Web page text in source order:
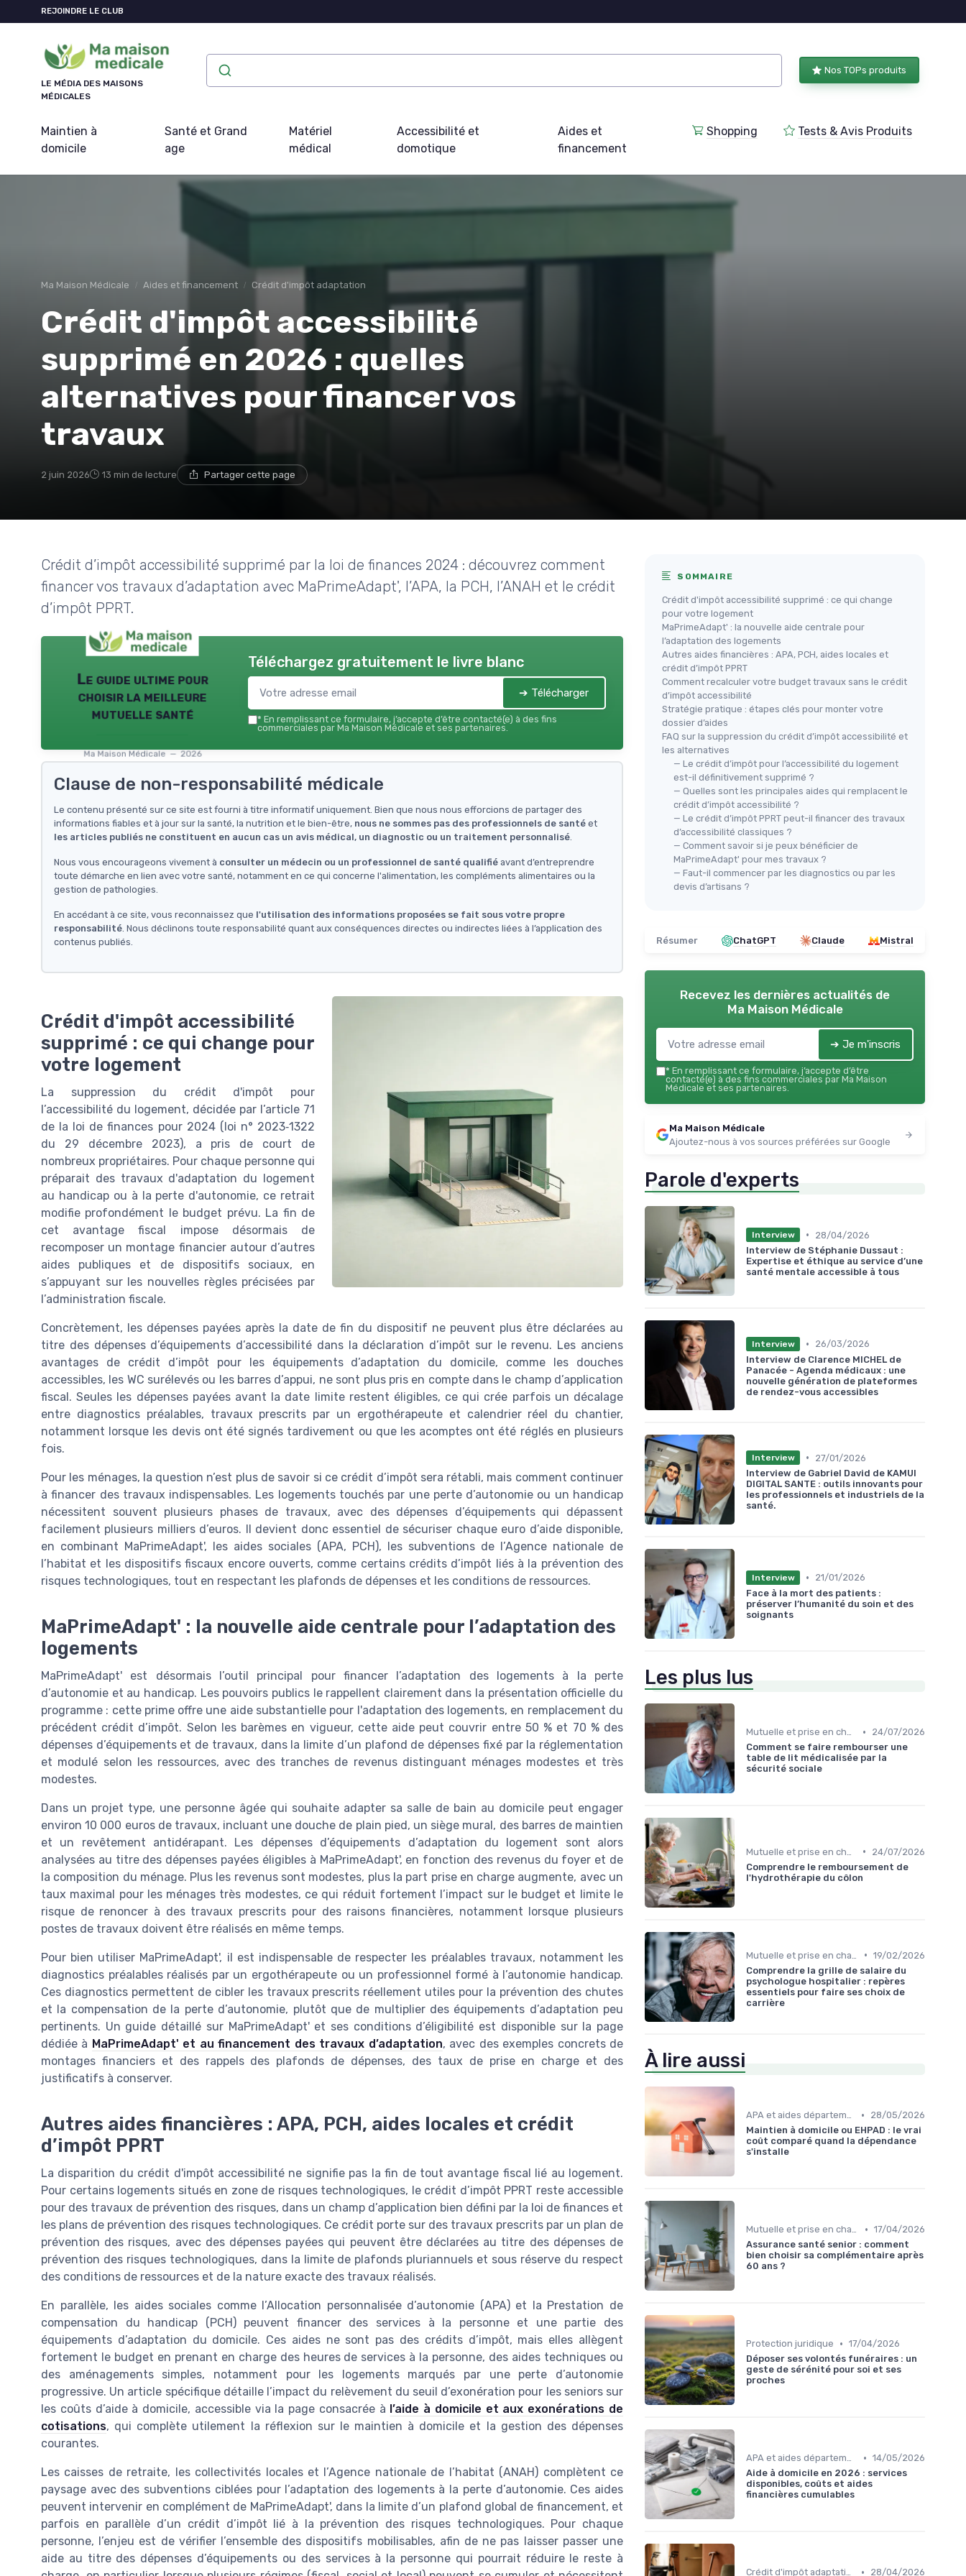
REJOINDRE LE CLUB
LE MÉDIA DES MAISONS
MÉDICALES
Nos TOPs produits
Maintien à
domicile
Santé et Grand
age
Matériel
médical
Accessibilité et
domotique
Aides et
financement
Shopping Tests & Avis Produits
Ma Maison Médicale Aides et financement Crédit d'impôt adaptation
Crédit d'impôt accessibilité
supprimé en 2026 : quelles
alternatives pour financer vos
travaux
2 juin 2026 13 min de lecture Partager cette page
Crédit d’impôt accessibilité supprimé par la loi de finances 2024 : découvrez comment
financer vos travaux d’adaptation avec MaPrimeAdapt', l’APA, la PCH, l’ANAH et le crédit
d’impôt PPRT.
Le guide ultime pour
choisir la meilleure
mutuelle santé
Ma Maison Médicale — 2026
Téléchargez gratuitement le livre blanc
➔ Télécharger
* En remplissant ce formulaire, j’accepte d’être contacté(e) à des fins
commerciales par Ma Maison Médicale et ses partenaires.
Clause de non-responsabilité médicale
Le contenu présenté sur ce site est fourni à titre informatif uniquement. Bien que nous nous efforcions de partager des
informations fiables et à jour sur la santé, la nutrition et le bien-être, nous ne sommes pas des professionnels de santé et
les articles publiés ne constituent en aucun cas un avis médical, un diagnostic ou un traitement personnalisé.
Nous vous encourageons vivement à consulter un médecin ou un professionnel de santé qualifié avant d’entreprendre
toute démarche en lien avec votre santé, notamment en ce qui concerne l'alimentation, les compléments alimentaires ou la
gestion de pathologies.
En accédant à ce site, vous reconnaissez que l'utilisation des informations proposées se fait sous votre propre
responsabilité. Nous déclinons toute responsabilité quant aux conséquences directes ou indirectes liées à l’application des
contenus publiés.
Crédit d'impôt accessibilité
supprimé : ce qui change pour
votre logement
La suppression du crédit d'impôt pour
l’accessibilité du logement, décidée par l’article 71
de la loi de finances pour 2024 (loi n° 2023‑1322
du 29 décembre 2023), a pris de court de
nombreux propriétaires. Pour chaque personne qui
préparait des travaux d'adaptation du logement
au handicap ou à la perte d'autonomie, ce retrait
modifie profondément le budget prévu. La fin de
cet avantage fiscal impose désormais de
recomposer un montage financier autour d’autres
aides publiques et de dispositifs sociaux, en
s’appuyant sur les nouvelles règles précisées par
l’administration fiscale.
Concrètement, les dépenses payées après la date de fin du dispositif ne peuvent plus être déclarées au
titre des dépenses d’équipements d’accessibilité dans la déclaration d’impôt sur le revenu. Les anciens
avantages de crédit d’impôt pour les équipements d’adaptation du domicile, comme les douches
accessibles, les WC surélevés ou les barres d’appui, ne sont plus pris en compte dans le champ d’application
fiscal. Seules les dépenses payées avant la date limite restent éligibles, ce qui crée parfois un décalage
entre diagnostics préalables, travaux prescrits par un ergothérapeute et calendrier réel du chantier,
notamment lorsque les devis ont été signés tardivement ou que les acomptes ont été réglés en plusieurs
fois.
Pour les ménages, la question n’est plus de savoir si ce crédit d’impôt sera rétabli, mais comment continuer
à financer des travaux indispensables. Les logements touchés par une perte d’autonomie ou un handicap
nécessitent souvent plusieurs phases de travaux, avec des dépenses d’équipements qui dépassent
facilement plusieurs milliers d’euros. Il devient donc essentiel de sécuriser chaque euro d’aide disponible,
en combinant MaPrimeAdapt', les aides sociales (APA, PCH), les subventions de l’Agence nationale de
l’habitat et les dispositifs fiscaux encore ouverts, comme certains crédits d’impôt liés à la prévention des
risques technologiques, tout en respectant les plafonds de dépenses et les conditions de ressources.
MaPrimeAdapt' : la nouvelle aide centrale pour l’adaptation des
logements
MaPrimeAdapt' est désormais l’outil principal pour financer l’adaptation des logements à la perte
d’autonomie et au handicap. Les pouvoirs publics le rappellent clairement dans la présentation officielle du
programme : cette prime offre une aide substantielle pour l'adaptation des logements, en remplacement du
précédent crédit d’impôt. Selon les barèmes en vigueur, cette aide peut couvrir entre 50 % et 70 % des
dépenses d’équipements et de travaux, dans la limite d’un plafond de dépenses fixé par la réglementation
et modulé selon les ressources, avec des tranches de revenus distinguant ménages modestes et très
modestes.
Dans un projet type, une personne âgée qui souhaite adapter sa salle de bain au domicile peut engager
environ 10 000 euros de travaux, incluant une douche de plain pied, un siège mural, des barres de maintien
et un revêtement antidérapant. Les dépenses d’équipements d’adaptation du logement sont alors
analysées au titre des dépenses payées éligibles à MaPrimeAdapt', en fonction des revenus du foyer et de
la composition du ménage. Plus les revenus sont modestes, plus la part prise en charge augmente, avec un
taux maximal pour les ménages très modestes, ce qui réduit fortement l’impact sur le budget et limite le
risque de renoncer à des travaux prescrits pour des raisons financières, notamment lorsque plusieurs
postes de travaux doivent être réalisés en même temps.
Pour bien utiliser MaPrimeAdapt', il est indispensable de respecter les préalables travaux, notamment les
diagnostics préalables réalisés par un ergothérapeute ou un professionnel formé à l’autonomie handicap.
Ces diagnostics permettent de cibler les travaux prescrits réellement utiles pour la prévention des chutes
et la compensation de la perte d’autonomie, plutôt que de multiplier des équipements d’adaptation peu
pertinents. Un guide détaillé sur MaPrimeAdapt' et ses conditions d’éligibilité est disponible sur la page
dédiée à MaPrimeAdapt' et au financement des travaux d’adaptation, avec des exemples concrets de
montages financiers et des rappels des plafonds de dépenses, des taux de prise en charge et des
justificatifs à conserver.
Autres aides financières : APA, PCH, aides locales et crédit
d’impôt PPRT
La disparition du crédit d'impôt accessibilité ne signifie pas la fin de tout avantage fiscal lié au logement.
Pour certains logements situés en zone de risques technologiques, le crédit d’impôt PPRT reste accessible
pour des travaux de prévention des risques, dans un champ d’application bien défini par la loi de finances et
les plans de prévention des risques technologiques. Ce crédit porte sur des travaux prescrits par un plan de
prévention des risques, avec des dépenses payées qui peuvent être déclarées au titre des dépenses de
prévention des risques technologiques, dans la limite de plafonds pluriannuels et sous réserve du respect
des conditions de ressources et de la nature exacte des travaux réalisés.
En parallèle, les aides sociales comme l’Allocation personnalisée d’autonomie (APA) et la Prestation de
compensation du handicap (PCH) peuvent financer des services à la personne et une partie des
équipements d’adaptation du domicile. Ces aides ne sont pas des crédits d’impôt, mais elles allègent
fortement le budget en prenant en charge des heures de services à la personne, des aides techniques ou
des aménagements simples, notamment pour les logements marqués par une perte d’autonomie
progressive. Un article spécifique détaille l’impact du relèvement du seuil d’exonération pour les seniors sur
les coûts d’aide à domicile, accessible via la page consacrée à l’aide à domicile et aux exonérations de
cotisations, qui complète utilement la réflexion sur le maintien à domicile et la gestion des dépenses
courantes.
Les caisses de retraite, les collectivités locales et l’Agence nationale de l’habitat (ANAH) complètent ce
paysage avec des subventions ciblées pour l’adaptation des logements à la perte d’autonomie. Ces aides
peuvent intervenir en complément de MaPrimeAdapt', dans la limite d’un plafond global de financement, et
parfois en parallèle d’un crédit d’impôt lié à la prévention des risques technologiques. Pour chaque
personne, l’enjeu est de vérifier l’ensemble des dispositifs mobilisables, afin de ne pas laisser passer une
aide au titre des dépenses d’équipements ou des services à la personne qui pourrait réduire le reste à
SOMMAIRE
Crédit d'impôt accessibilité supprimé : ce qui change
pour votre logement
MaPrimeAdapt' : la nouvelle aide centrale pour
l’adaptation des logements
Autres aides financières : APA, PCH, aides locales et
crédit d’impôt PPRT
Comment recalculer votre budget travaux sans le crédit
d’impôt accessibilité
Stratégie pratique : étapes clés pour monter votre
dossier d’aides
FAQ sur la suppression du crédit d’impôt accessibilité et
les alternatives
— Le crédit d’impôt pour l’accessibilité du logement
est-il définitivement supprimé ?
— Quelles sont les principales aides qui remplacent le
crédit d’impôt accessibilité ?
— Le crédit d’impôt PPRT peut-il financer des travaux
d’accessibilité classiques ?
— Comment savoir si je peux bénéficier de
MaPrimeAdapt' pour mes travaux ?
— Faut-il commencer par les diagnostics ou par les
devis d’artisans ?
Résumer ChatGPT Claude Mistral
Recevez les dernières actualités de
Ma Maison Médicale
➔ Je m'inscris
* En remplissant ce formulaire, j’accepte d’être
contacté(e) à des fins commerciales par Ma Maison
Médicale et ses partenaires.
Ma Maison Médicale
Ajoutez-nous à vos sources préférées sur Google
Parole d'experts
Interview •
28/04/2026
Interview de Stéphanie Dussaut :
Expertise et éthique au service d’une
santé mentale accessible à tous
Interview •
26/03/2026
Interview de Clarence MICHEL de
Panacée - Agenda médicaux : une
nouvelle génération de plateformes
de rendez-vous accessibles
Interview •
27/01/2026
Interview de Gabriel David de KAMUI
DIGITAL SANTE : outils innovants pour
les professionnels et industriels de la
santé.
Interview •
21/01/2026
Face à la mort des patients :
préserver l’humanité du soin et des
soignants
Les plus lus
Mutuelle et prise en charge •
24/07/2026
Comment se faire rembourser une
table de lit médicalisée par la
sécurité sociale
•
24/07/2026
Comprendre le remboursement de
l'hydrothérapie du côlon
• 19/02/2026
Comprendre la grille de salaire du
psychologue hospitalier : repères
essentiels pour faire ses choix de
carrière
À lire aussi
APA et aides départementales •
28/05/2026
Maintien à domicile ou EHPAD : le vrai
coût comparé quand la dépendance
s'installe
Mutuelle et prise en charge • 17/04/2026
Assurance santé senior : comment
bien choisir sa complémentaire après
60 ans ?
Protection juridique • 17/04/2026
Déposer ses volontés funéraires : un
geste de sérénité pour soi et ses
proches
APA et aides départementales • 14/05/2026
Aide à domicile en 2026 : services
disponibles, coûts et aides
financières cumulables
Crédit d'impôt adaptation • 28/04/2026
Panneau de gestion des cookies